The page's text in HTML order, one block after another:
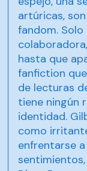
artúricas,
fandom.
hasta que
fanfiction
de lecturas
tiene ningún
identidad.
como
enfrentarse